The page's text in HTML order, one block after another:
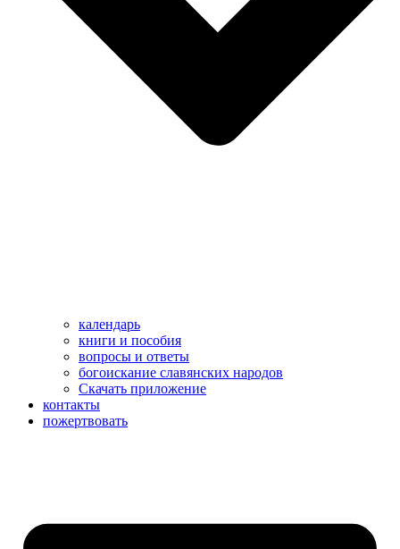
календарь
книги и пособия
вопросы и ответы
богоискание славянских народов
Скачать приложение
контакты
пожертвовать